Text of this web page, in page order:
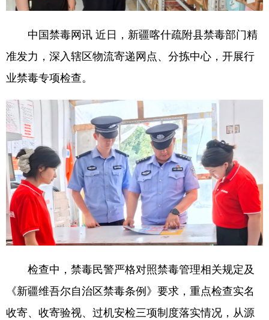
中国禁毒网讯 近日，新疆喀什疏附县禁毒部门精
准发力，深入辖区物流寄递网点、分拣中心，开展行
业禁毒专项检查。
检查中，禁毒民警严格对照禁毒管理相关规定及
《新疆维吾尔自治区禁毒条例》要求，重点检查实名
收寄、收寄验视、过机安检三项制度落实情况，从源